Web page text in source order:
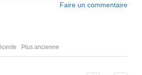
Faire un commentaire
Plus ancienne